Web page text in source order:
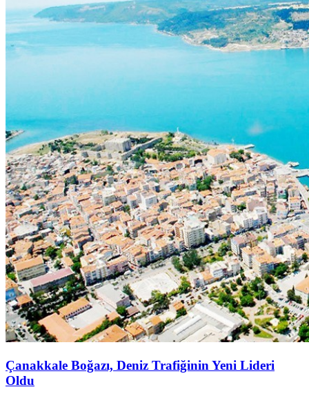
Çanakkale Boğazı, Deniz Trafiğinin Yeni Lideri
Oldu